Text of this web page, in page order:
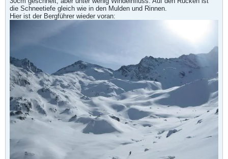
die Schneetiefe gleich wie in den Mulden und Rinnen.
Hier ist der Bergführer wieder voran: